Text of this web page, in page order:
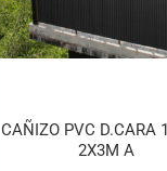
CAÑIZO PVC D.CARA
2X3M A